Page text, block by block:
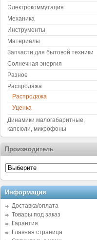
Электрокоммутация
Механика
Инструменты
Материалы
Запчасти для бытовой техники
Солнечная энергия
Разное
Распродажа
Распродажа
Уценка
Динамики малогабаритные,
капсюли, микрофоны
Производитель
Информация
Доставка/оплата
Товары под заказ
Гарантия
Главная страница